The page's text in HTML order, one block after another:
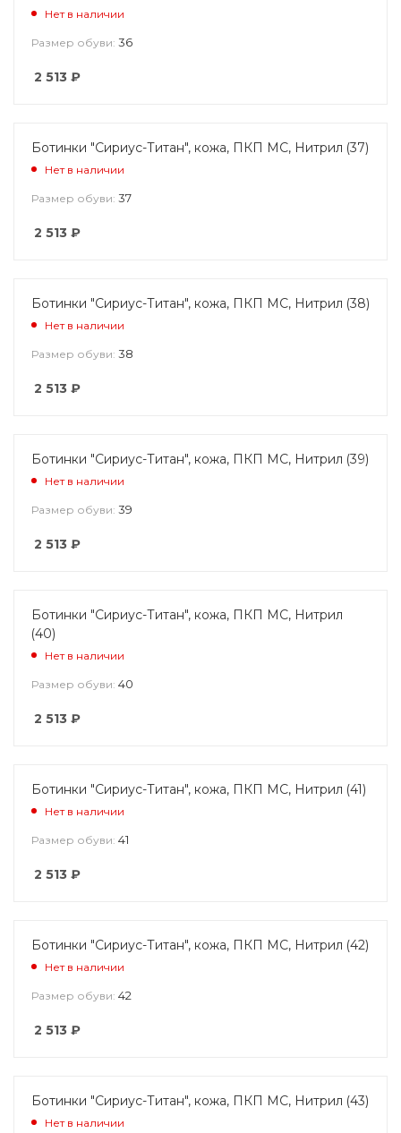
Нет в наличии
Размер обуви: 36
2 513 ₽
Ботинки "Сириус-Титан", кожа, ПКП МС, Нитрил (37)
Нет в наличии
Размер обуви: 37
2 513 ₽
Ботинки "Сириус-Титан", кожа, ПКП МС, Нитрил (38)
Нет в наличии
Размер обуви: 38
2 513 ₽
Ботинки "Сириус-Титан", кожа, ПКП МС, Нитрил (39)
Нет в наличии
Размер обуви: 39
2 513 ₽
Ботинки "Сириус-Титан", кожа, ПКП МС, Нитрил
(40)
Нет в наличии
Размер обуви: 40
2 513 ₽
Ботинки "Сириус-Титан", кожа, ПКП МС, Нитрил (41)
Нет в наличии
Размер обуви: 41
2 513 ₽
Ботинки "Сириус-Титан", кожа, ПКП МС, Нитрил (42)
Нет в наличии
Размер обуви: 42
2 513 ₽
Ботинки "Сириус-Титан", кожа, ПКП МС, Нитрил (43)
Нет в наличии